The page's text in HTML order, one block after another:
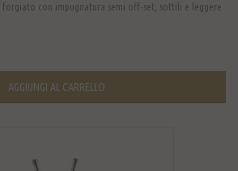
con impugnatura semi off-set, sottili e leggere
AGGIUNGI AL CARRELLO